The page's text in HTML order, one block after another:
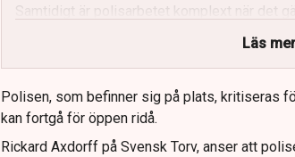
Samtidigt är polisarbetet komplext när det
Läs
Polisen, som befinner sig på plats, kritiseras
kan fortgå för öppen ridå.
Rickard Axdorff på Svensk Torv, anser att